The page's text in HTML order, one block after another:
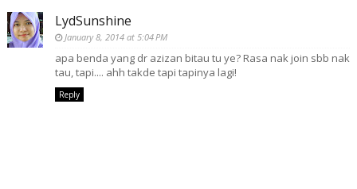
LydSunshine
January 8, 2014 at 5:04 PM
apa benda yang dr azizan bitau tu ye? Rasa nak join sbb nak
tau, tapi.... ahh takde tapi tapinya lagi!
Reply